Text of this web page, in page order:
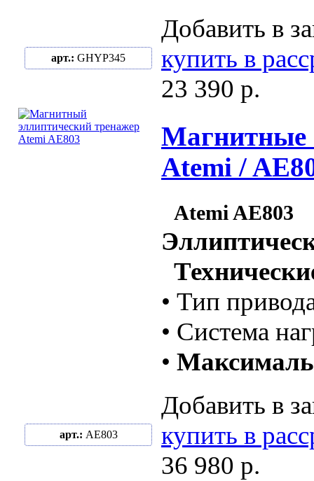
арт.: GHYP345
Добавить в
купить в
23 390 р.
Магнитные
Atemi /
Atemi AЕ803
• Тип
• Система
•
арт.: AЕ803
Добавить в
купить в
36 980 р.